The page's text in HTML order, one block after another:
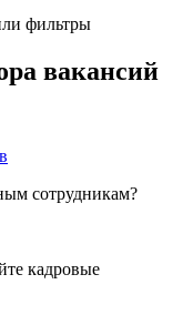
фильтры
вакансий
сотрудникам?
кадровые